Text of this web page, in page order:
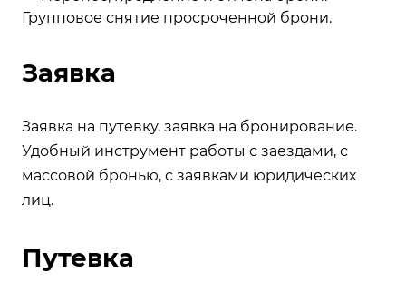
Групповое снятие просроченной брони.
Заявка
Заявка на путевку, заявка на бронирование.
Удобный инструмент работы с заездами, с
массовой бронью, с заявками юридических
лиц.
Путевка